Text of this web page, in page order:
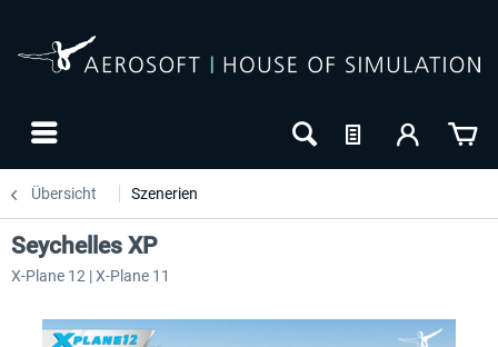
Übersicht Szenerien
Seychelles XP
X-Plane 12 | X-Plane 11